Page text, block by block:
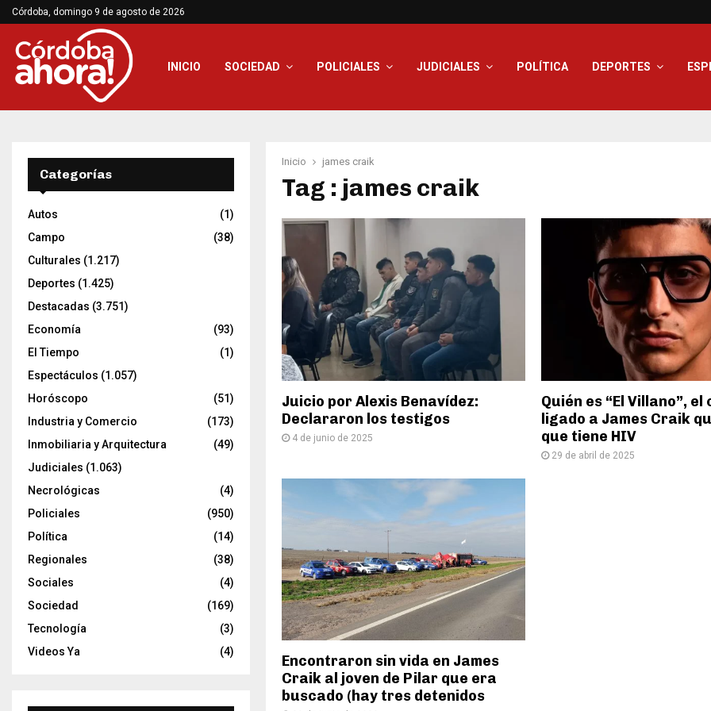
Córdoba, domingo 9 de agosto de 2026
INICIO SOCIEDAD POLICIALES JUDICIALES POLÍTICA DEPORTES
Inicio james craik
Tag : james craik
Juicio por Alexis Benavídez:
Declararon los testigos
4 de junio de 2025
Quién es “El Villano”,
ligado a James Craik
que tiene HIV
29 de abril de 2025
Encontraron sin vida en James
Craik al joven de Pilar que era
buscado (hay tres detenidos
Categorías
Autos
(1)
Campo
(38)
Culturales (1.217)
Deportes (1.425)
Destacadas (3.751)
Economía
(93)
El Tiempo
(1)
Espectáculos (1.057)
Horóscopo
(51)
Industria y Comercio
(173)
Inmobiliaria y Arquitectura
(49)
Judiciales (1.063)
Necrológicas
(4)
Policiales
(950)
Política
(14)
Regionales
(38)
Sociales
(4)
Sociedad
(169)
Tecnología
(3)
Videos Ya
(4)